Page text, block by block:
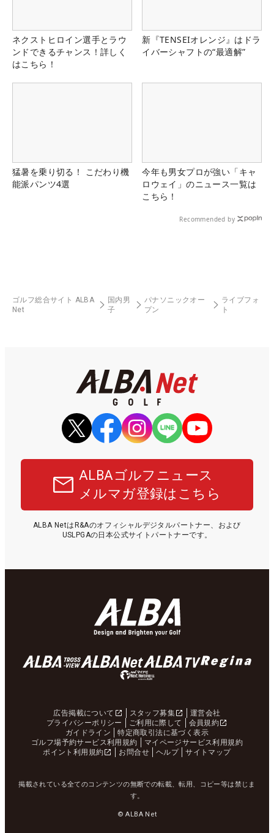
ネクストヒロイン選手とラウ
ンドできるチャンス！詳しく
はこちら！
新『TENSEIオレンジ』はドラ
イバーシャフトの“最適解”
猛暑を乗り切る！ こだわり機
能派パンツ4選
今年も男女プロが強い「キャ
ロウェイ」のニュース一覧は
こちら！
Recommended by
ゴルフ総合サイト ALBA
Net
国内男
子
パナソニックオー
プン
ライブフォ
ト
ALBAゴルフニュース
メルマガ登録はこちら
ALBA NetはR&Aのオフィシャルデジタルパートナー、および
USLPGAの日本公式サイトパートナーです。
広告掲載について スタッフ募集
運営会社
プライバシーポリシー
ご利用に際して
会員規約
ガイドライン
特定商取引法に基づく表示
ゴルフ場予約サービス利用規約
マイページサービス利用規約
ポイント利用規約
お問合せ ヘルプ サイトマップ
掲載されている全てのコンテンツの無断での転載、転用、コピー等は禁じま
す。
© ALBA Net